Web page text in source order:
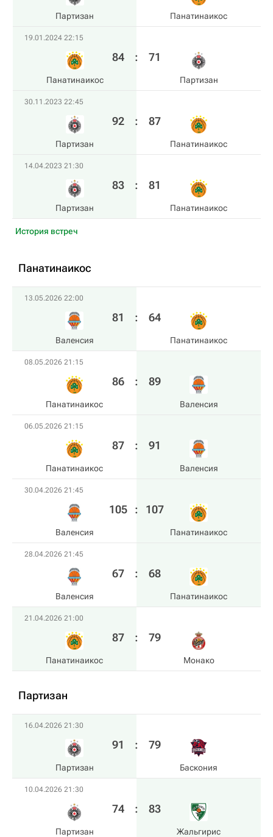
Партизан Панатинаикос
19.01.2024 22:15
Панатинаикос
84 : 71
Партизан
30.11.2023 22:45
Партизан
92 : 87
Панатинаикос
14.04.2023 21:30
Партизан
83 : 81
Панатинаикос
История встреч
Панатинаикос
13.05.2026 22:00
Валенсия
81 : 64
Панатинаикос
08.05.2026 21:15
Панатинаикос
86 : 89
Валенсия
06.05.2026 21:15
Панатинаикос
87 : 91
Валенсия
30.04.2026 21:45
Валенсия
105 : 107
Панатинаикос
28.04.2026 21:45
Валенсия
67 : 68
Панатинаикос
21.04.2026 21:00
Панатинаикос
87 : 79
Монако
Партизан
16.04.2026 21:30
Партизан
91 : 79
Баскония
10.04.2026 21:30
Партизан
74 : 83
Жальгирис